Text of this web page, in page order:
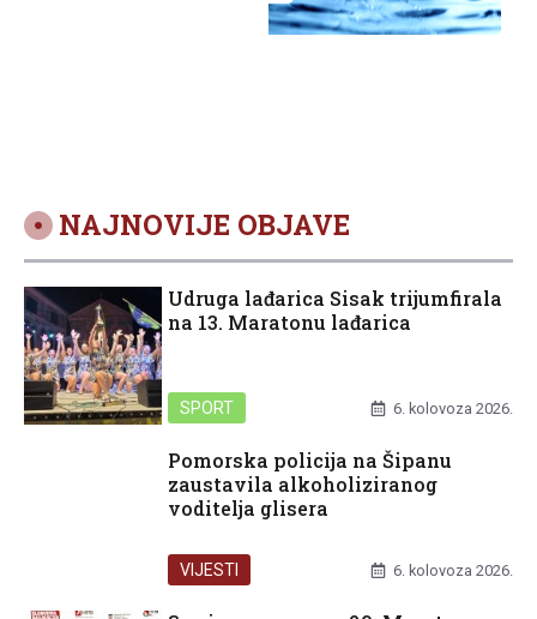
NAJNOVIJE OBJAVE
Udruga lađarica Sisak trijumfirala
na 13. Maratonu lađarica
SPORT 6. kolovoza 2026.
Pomorska policija na Šipanu
zaustavila alkoholiziranog
voditelja glisera
VIJESTI 6. kolovoza 2026.